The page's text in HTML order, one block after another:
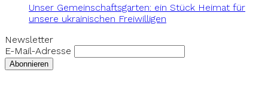
Unser Gemeinschaftsgarten: ein Stück Heimat für
unsere ukrainischen Freiwilligen
Newsletter
E-Mail-Adresse